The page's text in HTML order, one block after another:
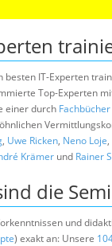
besten IT-Experten
Top-Experten
einer durch Fachbücher
, Uwe Ricken, Neno Loje,
Krämer und Rainer
die
und
) exakt an: Unsere